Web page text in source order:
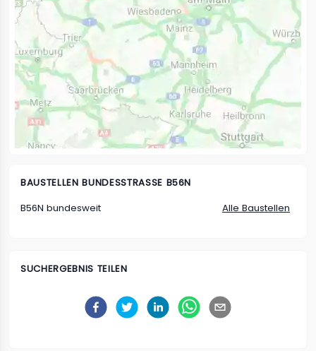
BAUSTELLENBUNDESSTRASSE B56N
B56N bundesweit
Alle Baustellen
SUCHERGEBNIS TEILEN